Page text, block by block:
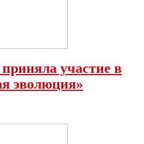
участие в
эволюция»